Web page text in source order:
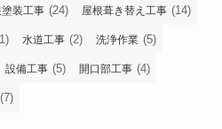
塗装工事 (24) 屋根葺き替え工事 (14)
水道工事 (2) 洗浄作業 (5)
設備工事 (5) 開口部工事 (4)
(7)